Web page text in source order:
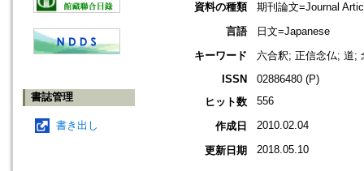
書誌管理
書き出し
資料の種類
期刊論文=Journal
言語
日文=Japanese
キーワード
六合釈; 正信念仏; 道;
ISSN
02886480 (P)
ヒット数
556
作成日 2010.02.04
更新日期 2018.05.10